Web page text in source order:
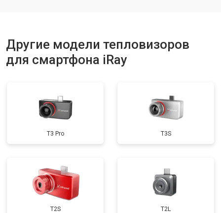
Другие модели тепловизоров
для смартфона iRay
T3 Pro T3S
T2S T2L